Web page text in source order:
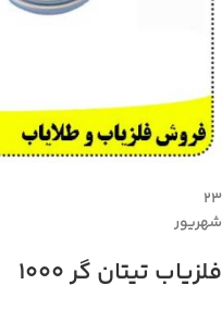
۲۳
شهریور
فلزیاب تیتان گر 1000